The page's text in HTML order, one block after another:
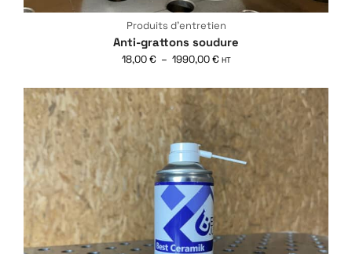
Produits d'entretien
Anti-grattons soudure
18,00€ – 1990,00€ HT